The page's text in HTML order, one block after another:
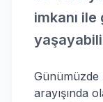
imkanı
Günümüzde
arayışında